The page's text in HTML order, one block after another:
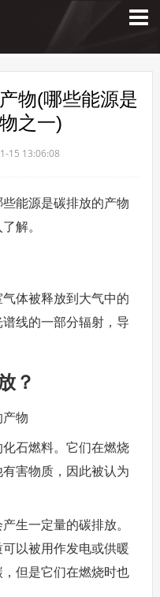
物(哪些能源是
之一)
15 13:06:08
能源是碳排放的产物
解。
体被释放到大气中的
线的一部分辐射，导
？
石燃料。它们在燃烧
害物质，因此被认为
生一定量的碳排放。
以被用作发电或供暖
但是它们在燃烧时也